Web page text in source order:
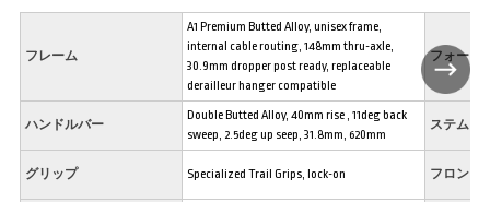
フレーム
A1 Premium Butted Alloy, unisex frame,
internal cable routing, 148mm thru-axle,
30.9mm dropper post ready, replaceable
derailleur hanger compatible
フォーク
ハンドルバー
Double Butted Alloy, 40mm rise , 11deg back
sweep, 2.5deg up seep, 31.8mm, 620mm
ステム
グリップ Specialized Trail Grips, lock-on フロント